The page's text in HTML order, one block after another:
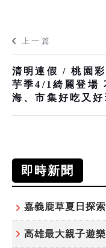
上一篇
清明連假 / 桃園彩
芋季4/1綺麗登場
海、市集好吃又好
即時新聞